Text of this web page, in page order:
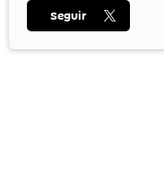
Seguir